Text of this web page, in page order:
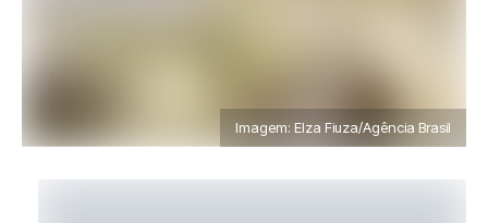
Imagem: Elza Fiuza/Agência Brasil